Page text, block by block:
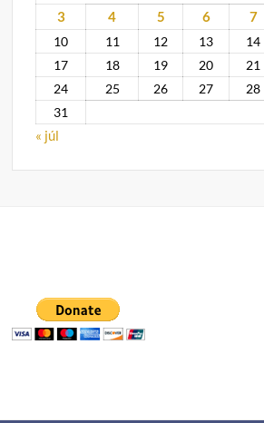
3
4 5 6 7
10 11 12 13 14
17
18 19 20 21
24
25 26 27 28
31
« júl